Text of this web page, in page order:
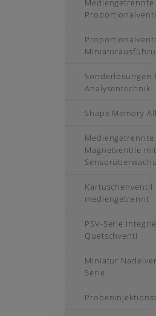
Mediengetrennte
Sonderlösungen
Analysentechnik
Shape Memory
Mediengetrennte
Magnetventile
Kartuschenventil
mediengetrennt
PSV-Serie
Quetschventi
Miniatur
Serie